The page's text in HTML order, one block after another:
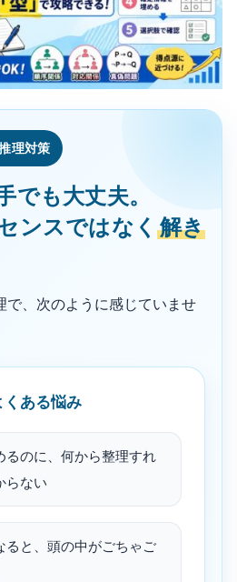
理対策
でも大丈夫。
ンスではなく解き
で、次のように感じていませ
くある悩み
るのに、何から整理すれ
らない
ると、頭の中がごちゃご